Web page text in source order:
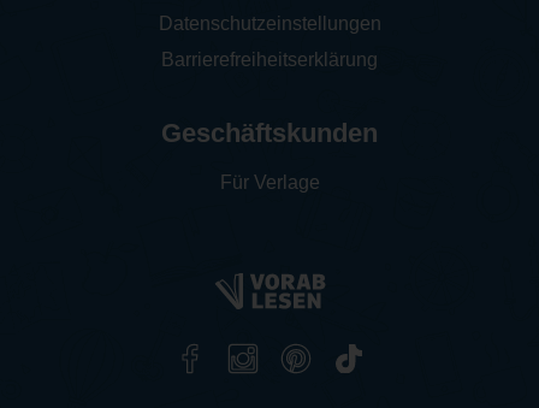
Datenschutzeinstellungen
Barrierefreiheitserklärung
Geschäftskunden
Für Verlage